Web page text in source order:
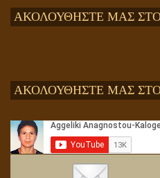
Αληθής και επίπλαστη
ΑΚΟΛΟΥΘΗΣΤΕ ΜΑΣ ΣΤΟ
ΑΚΟΛΟΥΘΗΣΤΕ ΜΑΣ ΣΤΟ